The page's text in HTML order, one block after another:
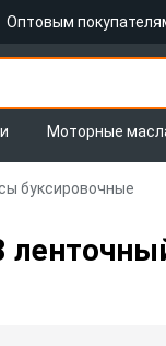
Оптовым
Моторные
буксировочные